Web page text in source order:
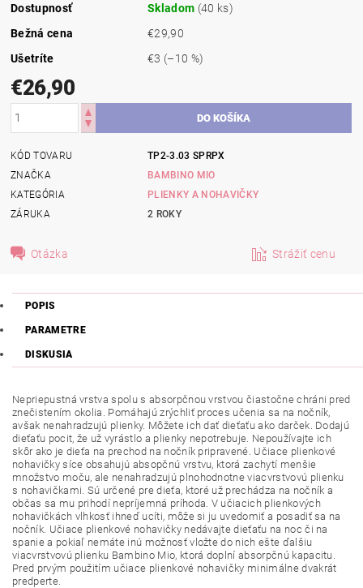
Dostupnosť Skladom (40 ks)
Bežná cena
€29,90
Ušetríte
€3 (–10 %)
€26,90
KÓD TOVARU
TP2-3.03 SPRPX
ZNAČKA
BAMBINO MIO
KATEGÓRIA
PLIENKY A NOHAVIČKY
ZÁRUKA
2 ROKY
Otázka Strážiť cenu
POPIS
PARAMETRE
DISKUSIA
Nepriepustná vrstva spolu s absorpčnou vrstvou čiastočne chráni pred
znečistením okolia. Pomáhajú zrýchliť proces učenia sa na nočník,
avšak nenahradzujú plienky. Môžete ich dať dieťaťu ako darček. Dodajú
dieťaťu pocit, že už vyrástlo a plienky nepotrebuje. Nepoužívajte ich
skôr ako je dieťa na prechod na nočník pripravené. Učiace plienkové
nohavičky síce obsahujú absopčnú vrstvu, ktorá zachytí menšie
množstvo moču, ale nenahradzujú plnohodnotne viacvrstvovú plienku
s nohavičkami. Sú určené pre dieťa, ktoré už prechádza na nočník a
občas sa mu prihodí nepríjemná príhoda. V učiacich plienkových
nohavičkách vlhkosť ihneď ucíti, môže si ju uvedomiť a posadiť sa na
nočník. Učiace plienkové nohavičky nedávajte dieťaťu na noc či na
spanie a pokiaľ nemáte inú možnosť vložte do nich ešte ďalšiu
viacvrstvovú plienku Bambino Mio, ktorá doplní absorpčnú kapacitu.
Pred prvým použitím učiace plienkové nohavičky minimálne dvakrát
predperte.